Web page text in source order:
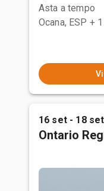
Asta a tempo
Ocana, ESP +
16 set - 18 set
Ontario